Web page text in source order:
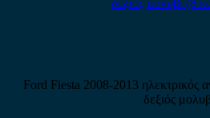
Ford Fiesta 2008-2013 ηλεκτρικός
δεξιός